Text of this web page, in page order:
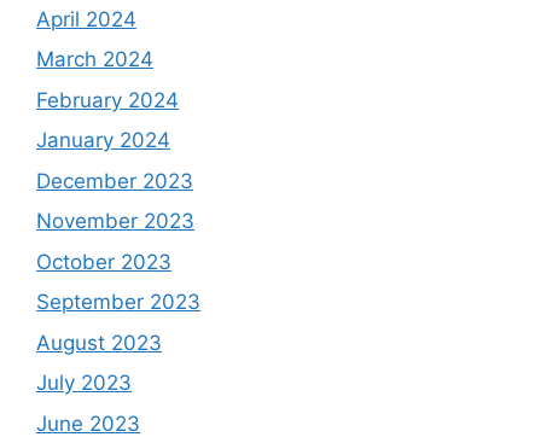
April 2024
March 2024
February 2024
January 2024
December 2023
November 2023
October 2023
September 2023
August 2023
July 2023
June 2023